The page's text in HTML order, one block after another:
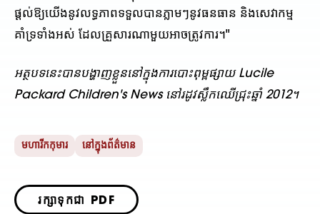
ផ្តល់ឱ្យយើងនូវលទ្ធភាពទទួលបានភ្លាមៗនូវធនធាន និងសេវាកម្ម
គាំទ្រទាំងអស់ ដែលគ្រួសារណាមួយអាចត្រូវការ។"
អត្ថបទនេះបានបង្ហាញខ្លួននៅក្នុងការបោះពុម្ពផ្សាយ Lucile
Packard Children's News នៅរដូវស្លឹកឈើជ្រុះឆ្នាំ 2012។
មហារីកកុមារ នៅក្នុងព័ត៌មាន
រក្សាទុកជា PDF